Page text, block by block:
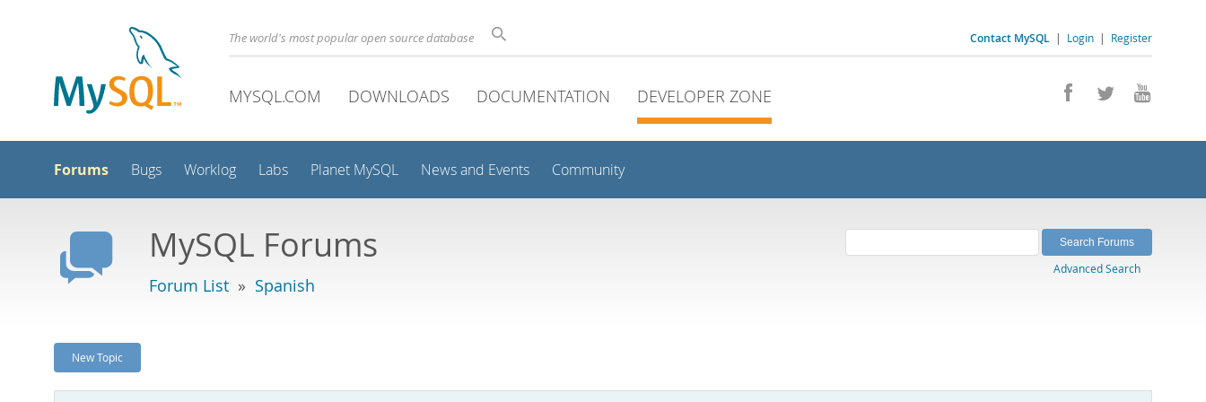
Contact MySQL | Login | Register
The world's most popular open source database
MYSQL.COM DOWNLOADS DOCUMENTATION DEVELOPER ZONE
Forums Bugs Worklog Labs Planet MySQL News and Events Community
MySQL Forums
Forum List » Spanish
Advanced Search
New Topic